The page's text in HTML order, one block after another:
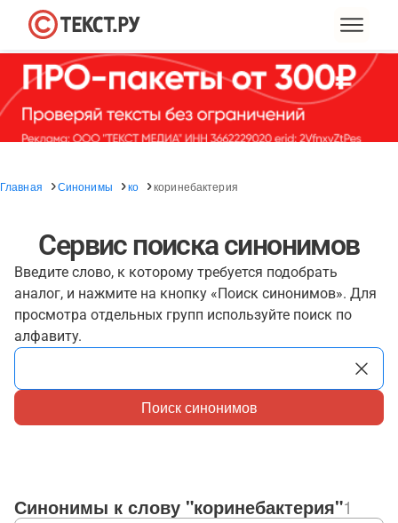
Главная Синонимы ко коринебактерия
Сервис поиска синонимов
Введите слово, к которому требуется подобрать
аналог, и нажмите на кнопку «Поиск синонимов». Для
просмотра отдельных групп используйте поиск по
алфавиту.
Поиск синонимов
Синонимы к слову "коринебактерия"1